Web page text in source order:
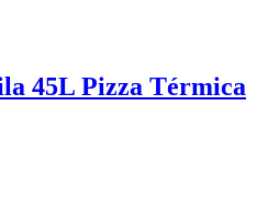
45L Pizza Térmica